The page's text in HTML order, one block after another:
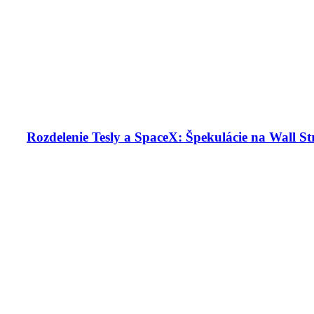
Rozdelenie Tesly a SpaceX: Špekulácie na Wall